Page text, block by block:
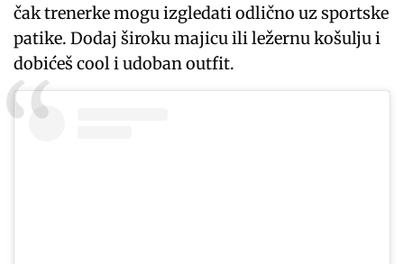
čak trenerke mogu izgledati odlično uz sportske
patike. Dodaj široku majicu ili ležernu košulju i
dobićeš cool i udoban outfit.